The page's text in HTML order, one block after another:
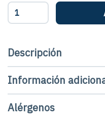
Caviar
ecológico
clásico
Tarro
cantidad
Descripción
Información
Alérgenos